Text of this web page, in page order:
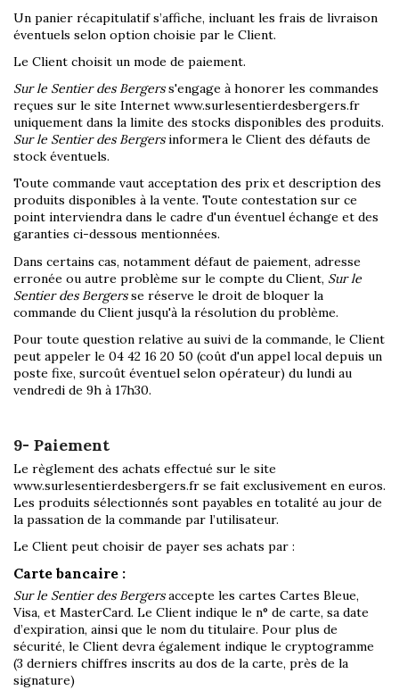
Un panier récapitulatif s’affiche, incluant les frais de livraison
éventuels selon option choisie par le Client.
Le Client choisit un mode de paiement.
Sur le Sentier des Bergerss'engage à honorer les commandes
reçues sur le site Internet www.surlesentierdesbergers.fr
uniquement dans la limite des stocks disponibles des produits.
Sur le Sentier des Bergersinformera le Client des défauts de
stock éventuels.
Toute commande vaut acceptation des prix et description des
produits disponibles à la vente. Toute contestation sur ce
point interviendra dans le cadre d'un éventuel échange et des
garanties ci-dessous mentionnées.
Dans certains cas, notamment défaut de paiement, adresse
erronée ou autre problème sur le compte du Client, Sur le
Sentier des Bergersse réserve le droit de bloquer la
commande du Client jusqu'à la résolution du problème.
Pour toute question relative au suivi de la commande, le Client
peut appeler le 04 42 16 20 50 (coût d'un appel local depuis un
poste fixe, surcoût éventuel selon opérateur) du lundi au
vendredi de 9h à 17h30.
9- Paiement
Le règlement des achats effectué sur le site
www.surlesentierdesbergers.fr se fait exclusivement en euros.
Les produits sélectionnés sont payables en totalité au jour de
la passation de la commande par l’utilisateur.
Le Client peut choisir de payer ses achats par :
Carte bancaire :
Sur le Sentier des Bergersaccepte les cartes Cartes Bleue,
Visa, et MasterCard. Le Client indique le n° de carte, sa date
d’expiration, ainsi que le nom du titulaire. Pour plus de
sécurité, le Client devra également indique le cryptogramme
(3 derniers chiffres inscrits au dos de la carte, près de la
signature)